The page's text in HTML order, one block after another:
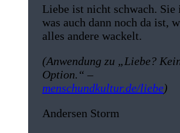
Liebe ist nicht schwach. Sie
was auch dann noch da ist,
alles andere wackelt.
(Anwendung zu „Liebe?
Option.“ –
menschundkultur.de/liebe)
Andersen Storm